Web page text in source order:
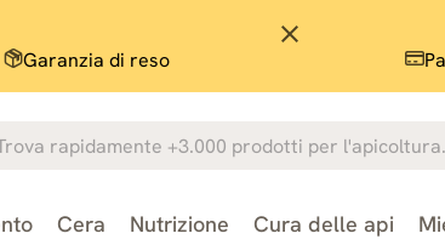
close
Garanzia di reso
Cera Nutrizione Cura delle api